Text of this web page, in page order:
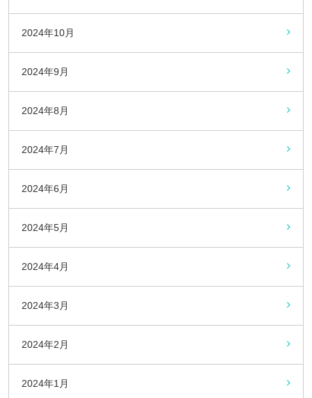
2024年10月
2024年9月
2024年8月
2024年7月
2024年6月
2024年5月
2024年4月
2024年3月
2024年2月
2024年1月